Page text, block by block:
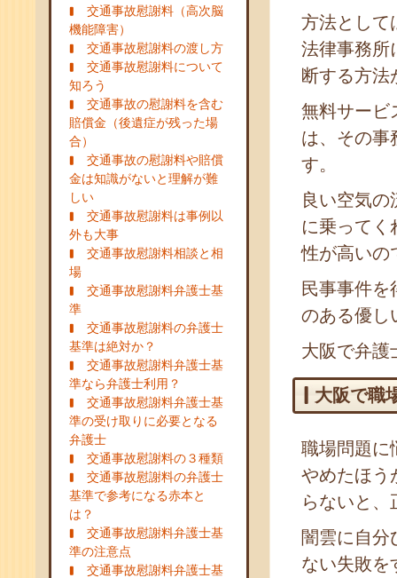
交通事故慰謝料（高次脳
機能障害）
交通事故慰謝料の渡し方
交通事故慰謝料について
知ろう
交通事故の慰謝料を含む
賠償金（後遺症が残った場
合）
交通事故の慰謝料や賠償
金は知識がないと理解が難
しい
交通事故慰謝料は事例以
外も大事
交通事故慰謝料相談と相
場
交通事故慰謝料弁護士基
準
交通事故慰謝料の弁護士
基準は絶対か？
交通事故慰謝料弁護士基
準なら弁護士利用？
交通事故慰謝料弁護士基
準の受け取りに必要となる
弁護士
交通事故慰謝料の３種類
交通事故慰謝料の弁護士
基準で参考になる赤本と
は？
交通事故慰謝料弁護士基
準の注意点
交通事故慰謝料弁護士基
方法として
法律事務所
断する方法
無料サービ
は、その事
す。
良い空気の
に乗ってく
性が高いの
民事事件
のある優し
大阪で弁護
大阪で職
職場問題に
やめたほう
らないと
闇雲に自分
ない失敗を